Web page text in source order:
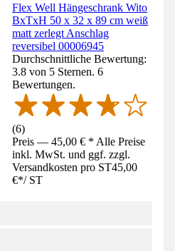
Flex Well Hängeschrank Wito
BxTxH 50 x 32 x 89 cm weiß
matt zerlegt Anschlag
reversibel 00006945
Durchschnittliche Bewertung:
3.8 von 5 Sternen. 6
Bewertungen.
(6)
Preis — 45,00 € * Alle Preise
inkl. MwSt. und ggf. zzgl.
Versandkosten pro ST45,00
€*/ ST